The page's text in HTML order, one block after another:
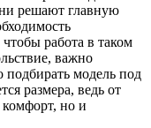
решают главную
работа в таком
важно
подбирать модель под
размера, ведь от
комфорт, но и